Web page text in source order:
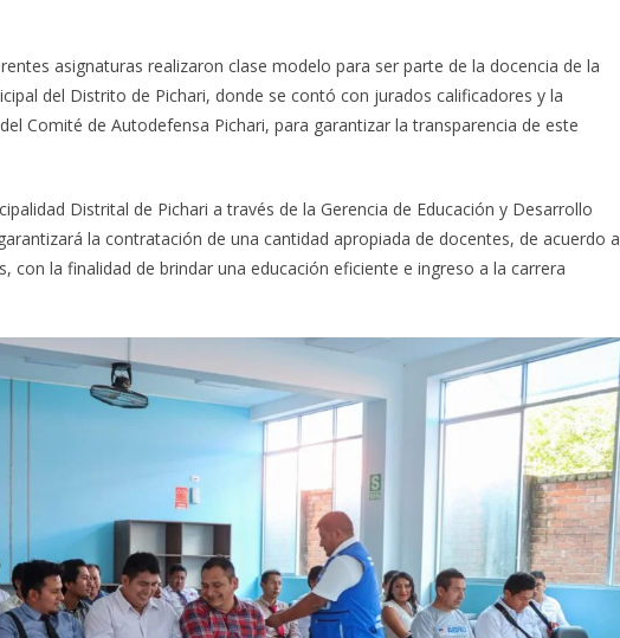
asignaturas realizaron clase modelo para ser parte de la docencia de la
del Distrito de Pichari, donde se contó con jurados calificadores y la
Comité de Autodefensa Pichari, para garantizar la transparencia de este
Distrital de Pichari a través de la Gerencia de Educación y Desarrollo
la contratación de una cantidad apropiada de docentes, de acuerdo a
con la finalidad de brindar una educación eficiente e ingreso a la carrera